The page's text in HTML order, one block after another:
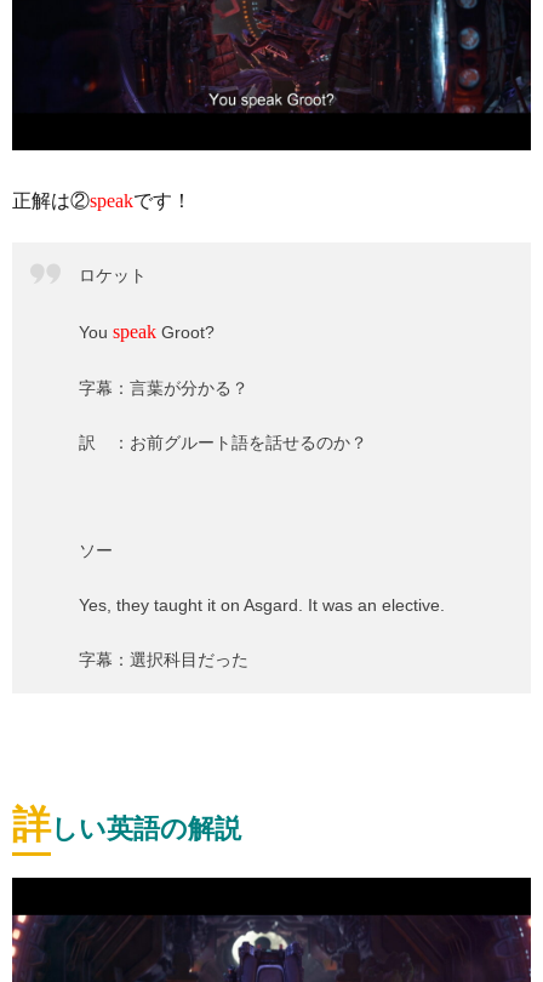
正解は②speakです！
ロケット
You speak Groot?
字幕：言葉が分かる？
訳 ：お前グルート語を話せるのか？
ソー
Yes, they taught it on Asgard. It was an elective.
字幕：選択科目だった
詳しい英語の解説